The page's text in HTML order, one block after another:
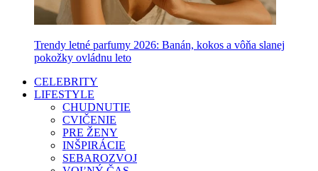
Trendy letné parfumy 2026: Banán, kokos a vôňa slanej
pokožky ovládnu leto
CELEBRITY
LIFESTYLE
CHUDNUTIE
CVIČENIE
PRE ŽENY
INŠPIRÁCIE
SEBAROZVOJ